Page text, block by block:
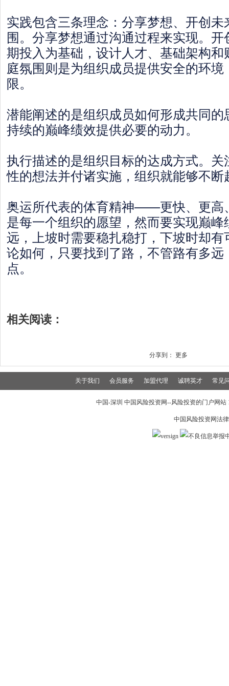
实践包含三条理念：分享梦想、开创
围。分享梦想通过沟通过程来实现。
期投入为基础，设计人才、基础架构
庭氛围则是为组织成员提供安全的环
限。
潜能阐述的是组织成员如何形成共同
持续的巅峰绩效提供必要的动力。
执行描述的是组织目标的达成方式。
性的想法并付诸实施，组织就能够不
奥运所代表的体育精神——更快、更
是每一个组织的愿望，然而要实现巅
远，上坡时需要稳扎稳打，下坡时却
论如何，只要找到了路，不管路有多
点。
相关阅读：
分享到： 更多
关于我们 会员服务 加盟代理 诚聘英才 常见
中国-深圳 中国风险投资网--风险投资的门户网
中国风险投资网法